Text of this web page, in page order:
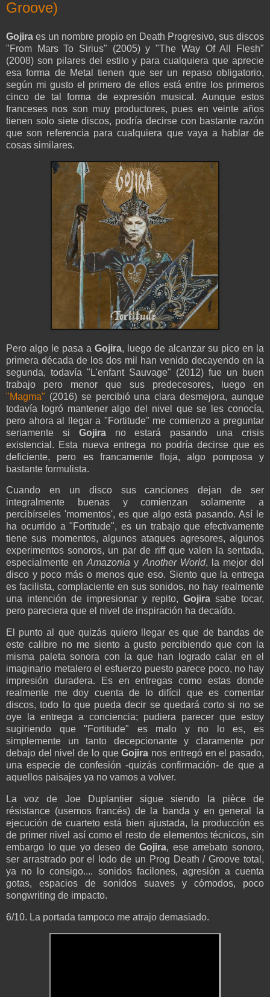
Groove)
Gojira es un nombre propio en Death Progresivo, sus discos
"From Mars To Sirius" (2005) y "The Way Of All Flesh"
(2008) son pilares del estilo y para cualquiera que aprecie
esa forma de Metal tienen que ser un repaso obligatorio,
según mi gusto el primero de ellos está entre los primeros
cinco de tal forma de expresión musical. Aunque estos
franceses nos son muy productores, pues en veinte años
tienen solo siete discos, podría decirse con bastante razón
que son referencia para cualquiera que vaya a hablar de
cosas similares.
Pero algo le pasa a Gojira, luego de alcanzar su pico en la
primera década de los dos mil han venido decayendo en la
segunda, todavía "L'enfant Sauvage" (2012) fue un buen
trabajo pero menor que sus predecesores, luego en
"Magma" (2016) se percibió una clara desmejora, aunque
todavía logró mantener algo del nivel que se les conocía,
pero ahora al llegar a "Fortitude" me comienzo a preguntar
seriamente si Gojirano estará pasando una crisis
existencial. Esta nueva entrega no podría decirse que es
deficiente, pero es francamente floja, algo pomposa y
bastante formulista.
Cuando en un disco sus canciones dejan de ser
integralmente buenas y comienzan solamente a
percibírseles 'momentos', es que algo está pasando. Así le
ha ocurrido a "Fortitude", es un trabajo que efectivamente
tiene sus momentos, algunos ataques agresores, algunos
experimentos sonoros, un par de riff que valen la sentada,
especialmente enAmazonia yAnother World, la mejor del
disco y poco más o menos que eso. Siento que la entrega
es facilista, complaciente en sus sonidos, no hay realmente
una intención de impresionar y repito, Gojira sabe tocar,
pero pareciera que el nivel de inspiración ha decaído.
El punto al que quizás quiero llegar es que de bandas de
este calibre no me siento a gusto percibiendo que con la
misma paleta sonora con la que han logrado calar en el
imaginario metalero el esfuerzo puesto parece poco, no hay
impresión duradera. Es en entregas como estas donde
realmente me doy cuenta de lo difícil que es comentar
discos, todo lo que pueda decir se quedará corto si no se
oye la entrega a conciencia; pudiera parecer que estoy
sugiriendo que "Fortitude" es malo y no lo es, es
simplemente un tanto decepcionante y claramente por
debajo del nivel de lo queGojira nos entregó en el pasado,
una especie de confesión -quizás confirmación- de que a
aquellos paisajes ya no vamos a volver.
La voz de Joe Duplantier sigue siendo la pièce de
résistance (usemos francés) de la banda y en general la
ejecución de cuarteto está bien ajustada, la producción es
de primer nivel así como el resto de elementos técnicos, sin
embargo lo que yo deseo deGojira, ese arrebato sonoro,
ser arrastrado por el lodo de un Prog Death / Groove total,
ya no lo consigo.... sonidos facilones, agresión a cuenta
gotas, espacios de sonidos suaves y cómodos, poco
songwriting de impacto.
6/10. La portada tampoco me atrajo demasiado.